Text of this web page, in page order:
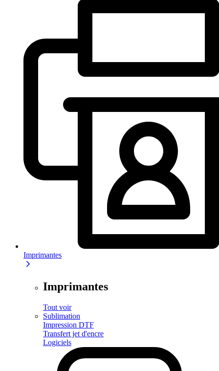
Imprimantes
Imprimantes
Tout voir
Sublimation
Impression DTF
Transfert jet d'encre
Logiciels